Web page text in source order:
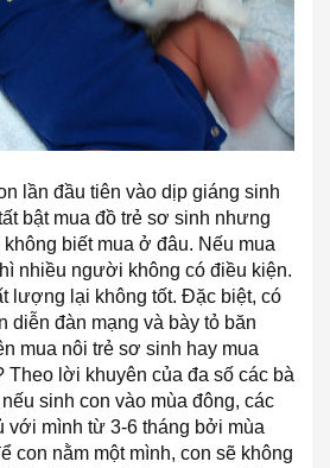
lần đầu tiên vào dịp giáng sinh
bật mua đồ trẻ sơ sinh nhưng
biết mua ở đâu. Nếu mua
nhiều người không có điều kiện.
lượng lại không tốt. Đặc biệt, có
diễn đàn mạng và bày tỏ băn
mua nôi trẻ sơ sinh hay mua
Theo lời khuyên của đa số các bà
sinh con vào mùa đông, các
với mình từ 3-6 tháng bởi mùa
con nằm một mình, con sẽ không